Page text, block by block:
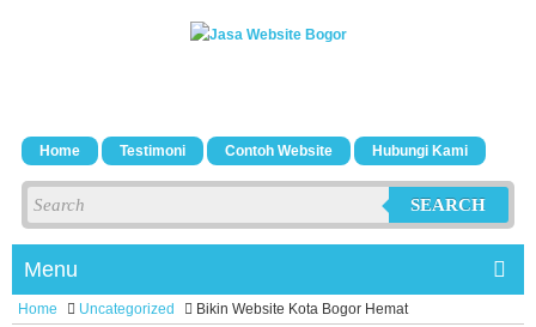
Home Testimoni Contoh Website Hubungi Kami
SEARCH
Menu
Home Uncategorized Bikin Website Kota Bogor Hemat